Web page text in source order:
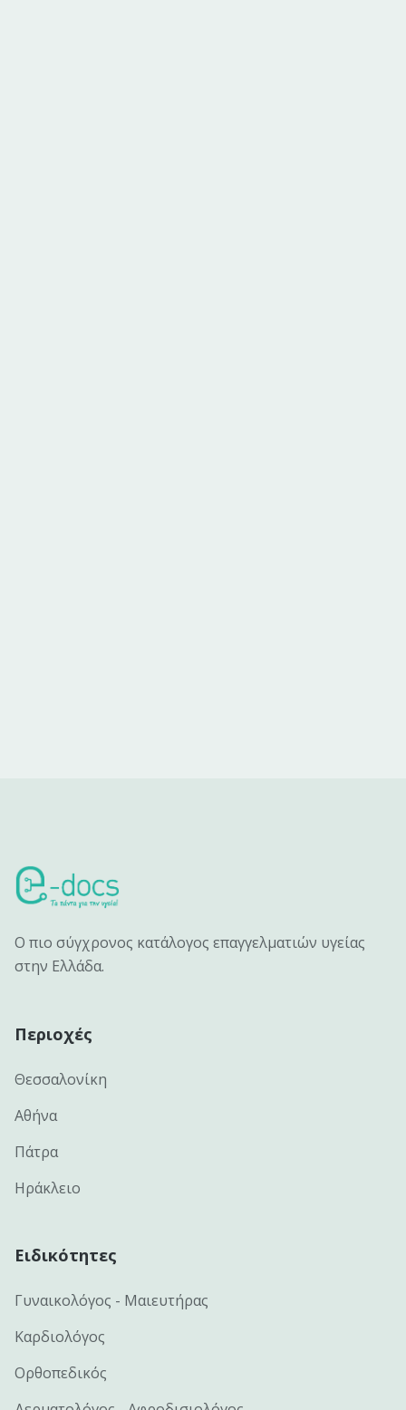
Ο πιο σύγχρονος κατάλογος επαγγελματιών υγείας
στην Ελλάδα.
Περιοχές
Θεσσαλονίκη
Αθήνα
Πάτρα
Ηράκλειο
Ειδικότητες
Γυναικολόγος - Μαιευτήρας
Καρδιολόγος
Ορθοπεδικός